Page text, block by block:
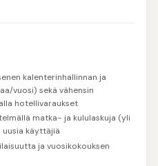
kalenterinhallinnan ja
vuosi) sekä vähensin
hotellivaraukset
matka- ja kululaskuja (yli
käyttäjiä
ja vuosikokouksen